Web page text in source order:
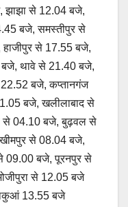
झाझा से 12.04 बजे,
बजे, समस्तीपुर से
से 17.55 बजे,
थावे से 21.40 बजे,
बजे, कप्तानगंज
बजे, खलीलाबाद से
से 04.10 बजे, बुढ़वल से
से 08.04 बजे,
09.00 बजे, पूरनपुर से
से 12.05 बजे
13.55 बजे